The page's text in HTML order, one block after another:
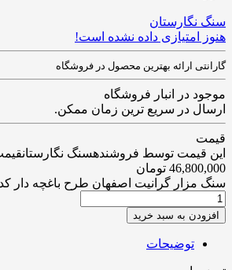
سنگ نگارستان
هنوز امتیازی داده نشده است!
گارانتی ارائه بهترین محصول در فروشگاه
موجود در انبار فروشگاه
ارسال در سریع ترین زمان ممکن.
قیمت
این قیمت توسط فروشندهسنگ
46,800,000 تومان
سنگ مزار گرانیت اصفهان طرح باغچه دار کد 98 عدد
افزودن به سبد خرید
توضیحات